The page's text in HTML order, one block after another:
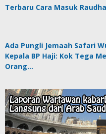
Terbaru Cara Masuk
Ada Pungli Jemaah Safari
Kepala BP Haji: Kok Tega
Orang…